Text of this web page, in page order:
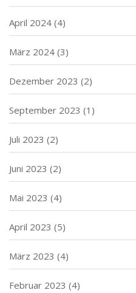
April 2024 (4)
März 2024 (3)
Dezember 2023 (2)
September 2023 (1)
Juli 2023 (2)
Juni 2023 (2)
Mai 2023 (4)
April 2023 (5)
März 2023 (4)
Februar 2023 (4)